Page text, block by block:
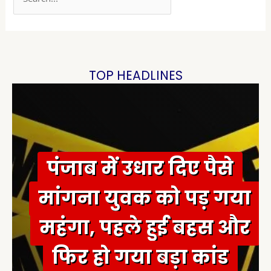
r
:
TOP HEADLINES
पंजाब में उधार दिए पैसे
मांगना युवक को पड़ गया
महंगा, पहले हुई बहस और
फिर हो गया बड़ा कांड